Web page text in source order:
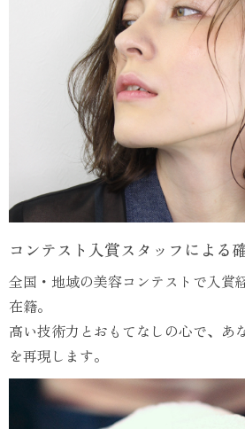
コンテスト入賞スタッフによる
全国・地域の美容コンテストで入賞
在籍。
高い技術力とおもてなしの心で、あ
を再現します。